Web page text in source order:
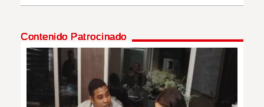
Contenido Patrocinado